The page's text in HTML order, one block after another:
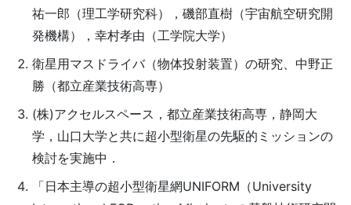
祐一郎（理工学研究科），磯部直樹（宇宙航空研究開
発機構），幸村孝由（工学院大学）
衛星用マスドライバ（物体投射装置）の研究、中野正
勝（都立産業技術高専）
(株)アクセルスペース，都立産業技術高専，静岡大
学，山口大学と共に超小型衛星の先駆的ミッションの
検討を実施中．
「日本主導の超小型衛星網UNIFORM（University